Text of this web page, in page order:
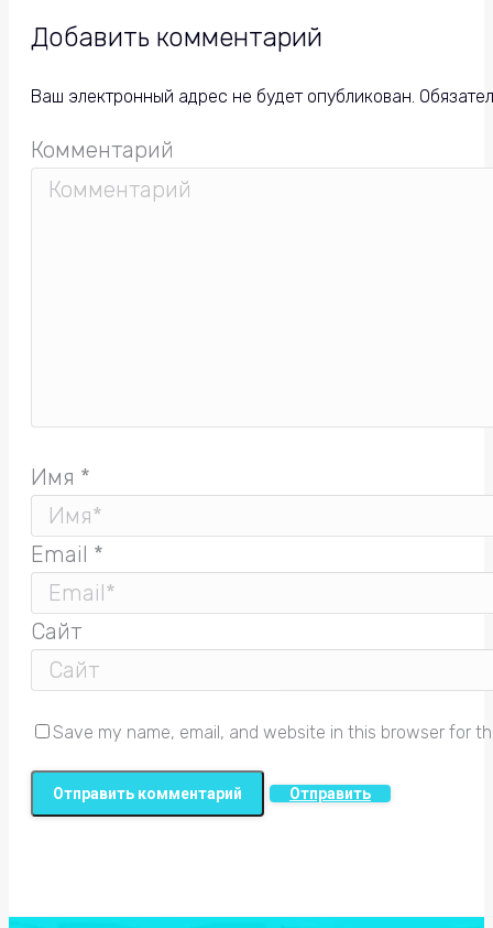
Добавить комментарий
Ваш электронный адрес не будет опубликован.
Комментарий
Имя *
Email *
Сайт
Save my name, email, and website in this browser for
Отправить